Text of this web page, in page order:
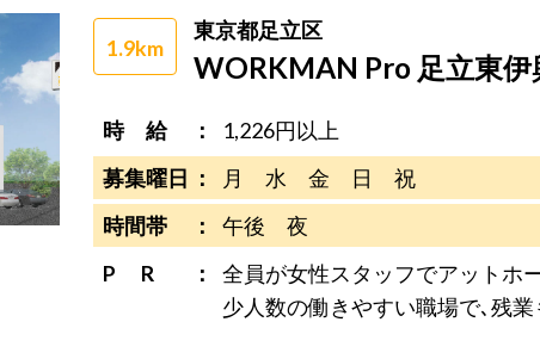
1.9km
東京都足立区
WORKMAN Pro 足立東伊
時 給
1,226円以上
募集曜日
月 水 金 日 祝
時間帯
午後 夜
P R
全員が女性スタッフでアットホ
少人数の働きやすい職場で､残